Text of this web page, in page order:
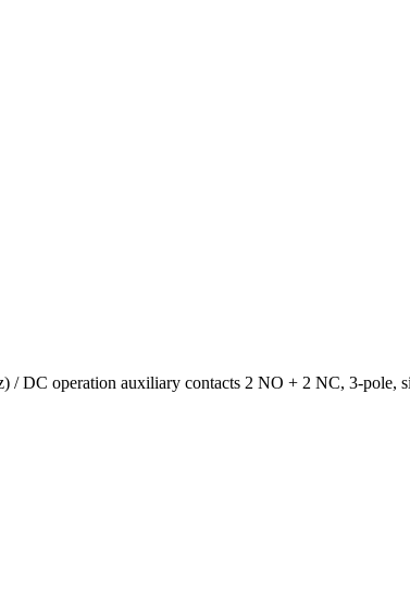
operation auxiliary contacts 2 NO + 2 NC, 3-pole,